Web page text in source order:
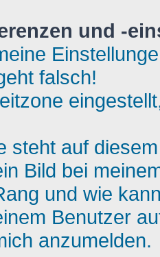
und -
falsch!
steht auf
Bild bei
und wie
Benutzer
anzumelden.